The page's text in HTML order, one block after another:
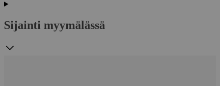
Sijainti myymälässä